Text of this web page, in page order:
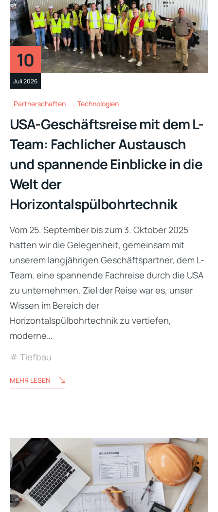
10
Juli 2026
Partnerschaften Technologien
USA-Geschäftsreise mit dem L-
Team: Fachlicher Austausch
und spannende Einblicke in die
Welt der
Horizontalspülbohrtechnik
Vom 25. September bis zum 3. Oktober 2025
hatten wir die Gelegenheit, gemeinsam mit
unserem langjährigen Geschäftspartner, dem L-
Team, eine spannende Fachreise durch die USA
zu unternehmen. Ziel der Reise war es, unser
Wissen im Bereich der
Horizontalspülbohrtechnik zu vertiefen,
moderne…
Tiefbau
MEHR LESEN